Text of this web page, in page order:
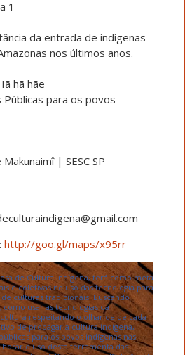
1
da entrada de indígenas
nos últimos anos.
hã hãe
para os povos
| SESC SP
http://goo.gl/maps/x95rr